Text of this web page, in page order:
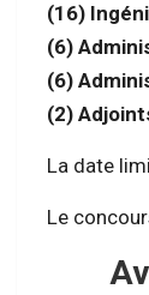
(16)
(6)
(6)
(2)
La date
Le